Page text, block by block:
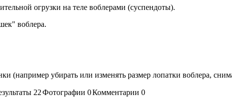
огрузки на теле воблерами (суспендоты).
воблера.
(например убирать или изменять размер лопатки воблера,
22Фотографии 0Комментарии 0